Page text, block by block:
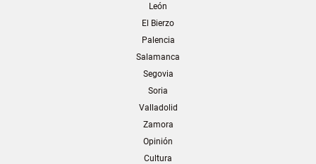
León
El Bierzo
Palencia
Salamanca
Segovia
Soria
Valladolid
Zamora
Opinión
Cultura